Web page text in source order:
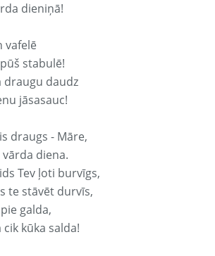
dieniņā!
vafelē
stabulē!
draugu daudz
jāsasauc!
draugs - Māre,
vārda diena.
Tev ļoti burvīgs,
te stāvēt durvīs,
galda,
kūka salda!